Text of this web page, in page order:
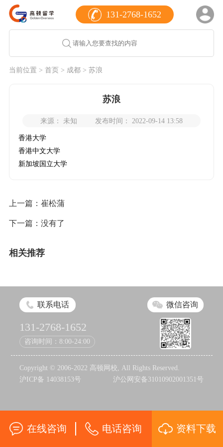
131-2768-1652
当前位置 > 首页 > 成都> 苏浪
苏浪
来源： 未知 发布时间： 2022-09-14 13:58
香港大学
香港中文大学
新加坡国立大学
上一篇： 崔松蒲
下一篇：没有了
相关推荐
联系电话
131-2768-1652
咨询时间：8:00-24:00
微信咨询
Copyright © 2006-2022 高顿网校, All Rights Reserved.
沪ICP备 14038153号
沪公网安备31010902001351号
在线咨询 电话咨询 资料下载